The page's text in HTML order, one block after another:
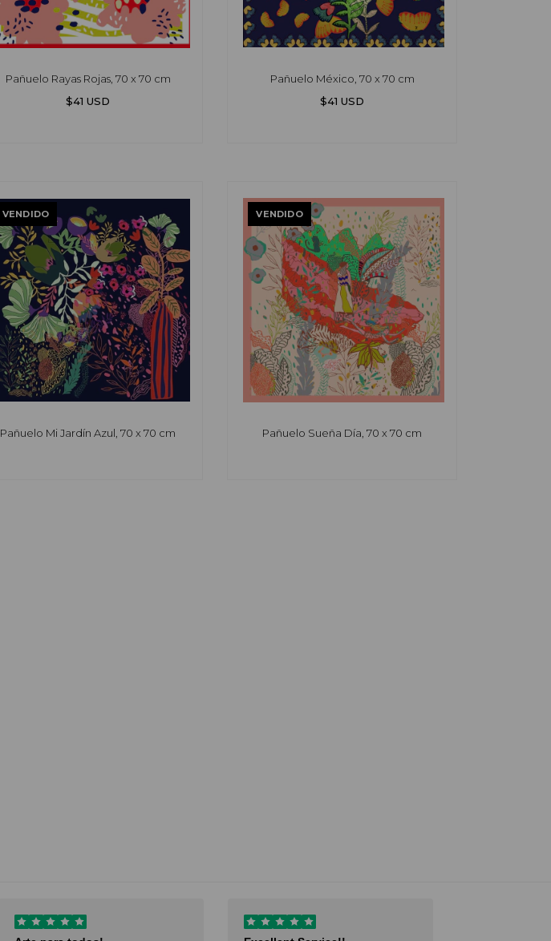
Pañuelo Rayas Rojas, 70 x 70 cm
$41 USD
Pañuelo México, 70 x 70 cm
$41 USD
VENDIDO
Pañuelo Mi Jardín Azul, 70 x 70 cm
VENDIDO
Pañuelo Sueña Día, 70 x 70 cm